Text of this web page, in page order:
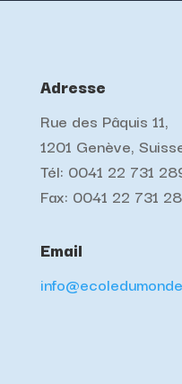
Adresse
Rue des Pâquis 11,
1201 Genève,
Tél: 0041 22 731
Fax: 0041 22 731
Email